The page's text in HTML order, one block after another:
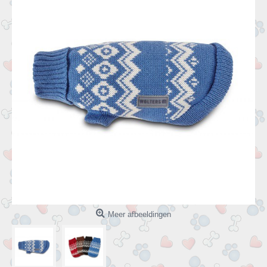
Meer afbeeldingen